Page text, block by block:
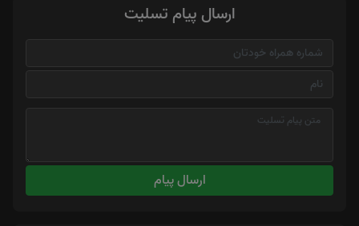
ارسال پیام تسلیت
ارسال پیام